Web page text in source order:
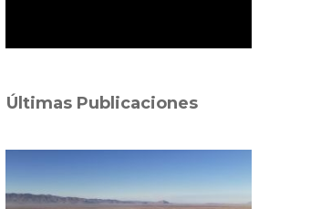
Últimas Publicaciones